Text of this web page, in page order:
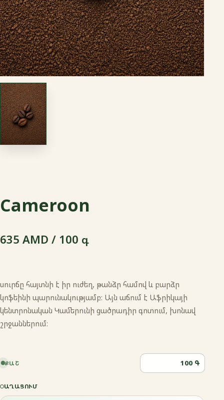
Cameroon
635 AMD / 100 գ
սուրճը հայտնի է իր ուժեղ, թանձր համով և բարձր
կոֆեինի պարունակությամբ։ Այն աճում է Աֆրիկայի
կենտրոնական Կամերունի ցածրադիր գոտում, խոնավ
շրջաններում։
ՔԱՇ Գ
ԱՂԱՑՈՒՄ